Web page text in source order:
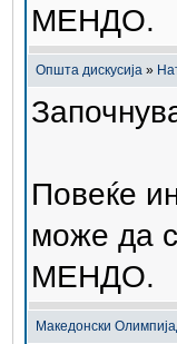
МЕНДО.
Општа дискусија »
Повеќе
може да
МЕНДО.
Македонски